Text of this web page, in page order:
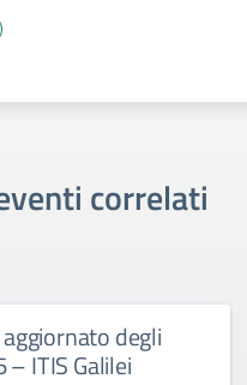
correlati
degli
ITIS Galilei